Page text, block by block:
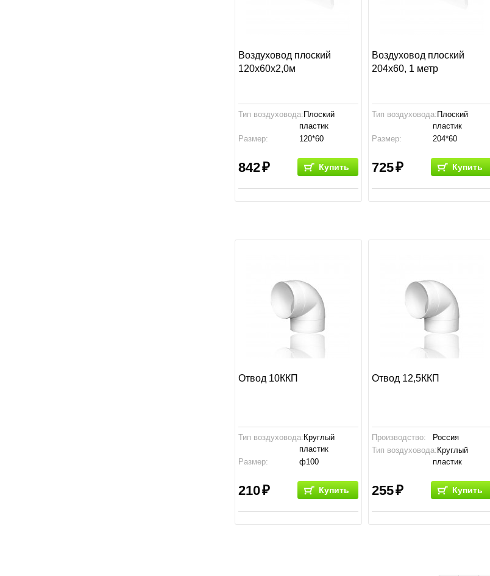
Воздуховод плоский
120х60х2,0м
Тип воздуховода: Плоский
пластик
Размер:
120*60
842 Купить
Воздуховод плоский
204x60, 1 метр
Тип воздуховода: Плоский
пластик
Размер:
204*60
725 Купить
Отвод 10ККП
Тип воздуховода: Круглый
пластик
Размер:
ф100
210 Купить
Отвод 12,5ККП
Производство:
Россия
Тип воздуховода: Круглый
пластик
255 Купить